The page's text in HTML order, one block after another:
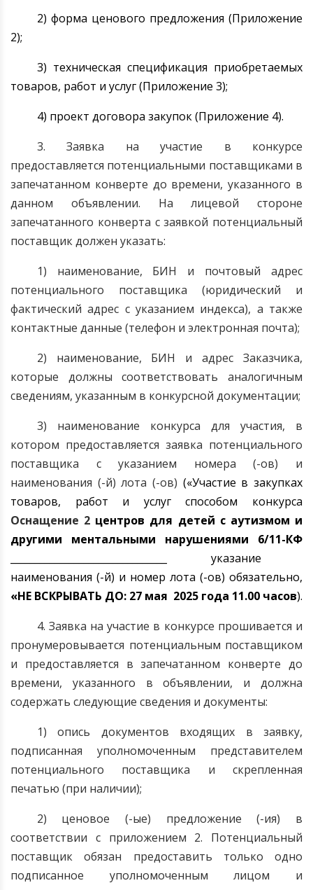
2) форма ценового предложения (Приложение
2);
3) техническая спецификация приобретаемых
товаров, работ и услуг (Приложение 3);
4) проект договора закупок (Приложение 4).
3. Заявка на участие в конкурсе
предоставляется потенциальными поставщиками в
запечатанном конверте до времени, указанного в
данном объявлении. На лицевой стороне
запечатанного конверта с заявкой потенциальный
поставщик должен указать:
1) наименование, БИН и почтовый адрес
потенциального поставщика (юридический и
фактический адрес с указанием индекса), а также
контактные данные (телефон и электронная почта);
2) наименование, БИН и адрес Заказчика,
которые должны соответствовать аналогичным
сведениям, указанным в конкурсной документации;
3) наименование конкурса для участия, в
котором предоставляется заявка потенциального
поставщика с указанием номера (-ов) и
наименования (-й) лота (-ов) («Участие в закупках
товаров, работ и услуг способом конкурса
Оснащение 2 центров для детей с аутизмом и
другими ментальными нарушениями
6/11-КФ
________________________________ указание
наименования (-й) и номер лота (-ов) обязательно,
«НЕ ВСКРЫВАТЬ ДО: 27 мая 2025 года 11.00 часов).
4. Заявка на участие в конкурсе прошивается и
пронумеровывается потенциальным поставщиком
и предоставляется в запечатанном конверте до
времени, указанного в объявлении, и должна
содержать следующие сведения и документы:
1) опись документов входящих в заявку,
подписанная уполномоченным представителем
потенциального поставщика и скрепленная
печатью (при наличии);
2) ценовое (-ые) предложение (-ия) в
соответствии с приложением 2. Потенциальный
поставщик обязан предоставить только одно
подписанное уполномоченным лицом и